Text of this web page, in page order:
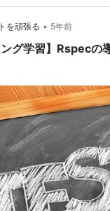
を行うかを明記できま
を頑張る • 5年前
ング学習】Rspecの